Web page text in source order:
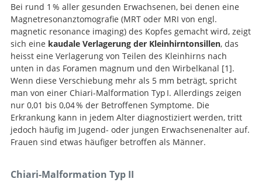
Bei rund 1 % aller gesunden Erwachsenen, bei denen eine
Magnetresonanztomografie (MRT oder MRI von engl.
magnetic resonance imaging) des Kopfes gemacht wird, zeigt
sich eine kaudale Verlagerung der Kleinhirntonsillen, das
heisst eine Verlagerung von Teilen des Kleinhirns nach
unten in das Foramen magnum und den Wirbelkanal 1
Prevalence and Impact of Underlying Diagnosis and
Comorbidities on Chiari 1 Malformatio
.
Wenn diese Verschiebung mehr als 5 mm beträgt, spricht
man von einer Chiari-Malformation Typ I. Allerdings zeigen
nur 0,01 bis 0,04 % der Betroffenen Symptome. Die
Erkrankung kann in jedem Alter diagnostiziert werden, tritt
jedoch häufig im Jugend- oder jungen Erwachsenenalter auf.
Frauen sind etwas häufiger betroffen als Männer.
Chiari-Malformation Typ II